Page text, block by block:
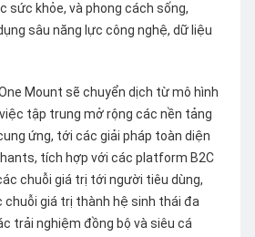
sức khỏe, và phong cách sống,
sâu năng lực công nghệ, dữ liệu
Mount sẽ chuyển dịch từ mô hình
tập trung mở rộng các nền tảng
ứng, tới các giải pháp toàn diện
tích hợp với các platform B2C
chuỗi giá trị tới người tiêu dùng,
chuỗi giá trị thành hệ sinh thái đa
trải nghiệm đồng bộ và siêu cá